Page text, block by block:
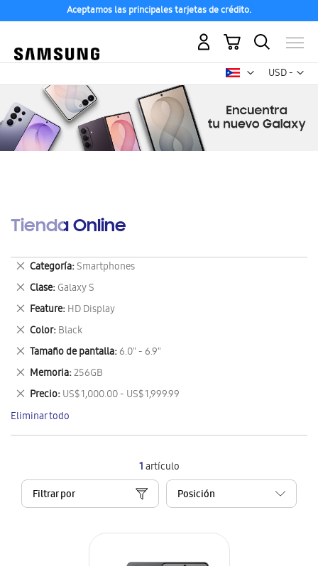
Aceptamos las principales tarjetas de crédito.
USD -
dólar
Mi carrito
Tienda Online
1artículo
Filtrar por
Categoría Smartphones
Eliminar
este
artículo
Clase Galaxy S
Eliminar
este
artículo
Feature HD Display
Eliminar
este
artículo
Color Black
Eliminar
este
artículo
Tamaño de pantalla 6.0" - 6.9"
Eliminar
este
artículo
Memoria 256GB
Eliminar
este
artículo
Precio US$ 1,000.00 - US$ 1,999.99
Eliminar
este
artículo
Eliminar todo